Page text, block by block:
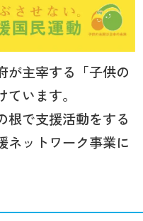
が主宰する「子供の
います。
根で支援活動をする
ネットワーク事業に